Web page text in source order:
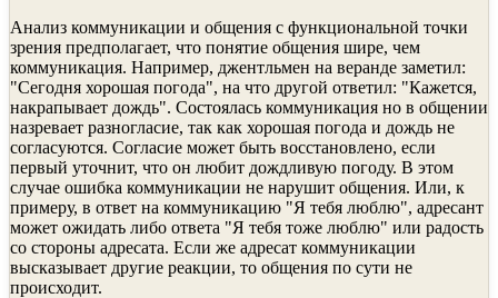
Анализ коммуникации и общения с функциональной точки
зрения предполагает, что понятие общения шире, чем
коммуникация. Например, джентльмен на веранде заметил:
"Сегодня хорошая погода", на что другой ответил: "Кажется,
накрапывает дождь". Состоялась коммуникация но в общении
на­зревает разногласие, так как хорошая погода и дождь не
согласу­ются. Согласие может быть восстановлено, если
первый уточнит, что он любит дождливую погоду. В этом
случае ошибка коммуникации не нарушит общения. Или, к
примеру, в ответ на коммуникацию "Я тебя люблю", адресант
может ожидать либо ответа "Я тебя тоже люб­лю" или радость
со стороны адресата. Если же адресат коммуникации
высказывает другие реакции, то общения по сути не
происходит.